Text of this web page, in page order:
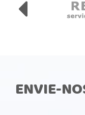
ENVIE-